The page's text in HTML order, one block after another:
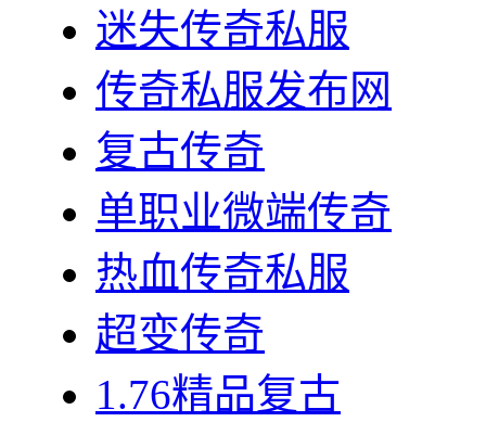
迷失传奇私服
传奇私服发布网
复古传奇
单职业微端传奇
热血传奇私服
超变传奇
1.76精品复古